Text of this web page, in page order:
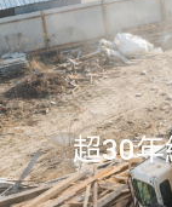
超30年